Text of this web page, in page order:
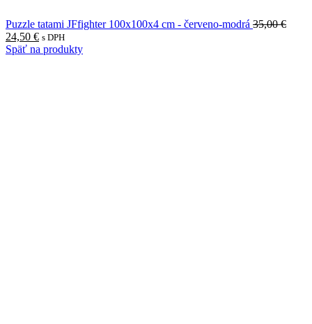
Puzzle tatami JFfighter 100x100x4 cm - červeno-modrá 35,00€
Pôvodná
cena
24,50 €Aktuálna
cena
s DPH
Späť na produkty